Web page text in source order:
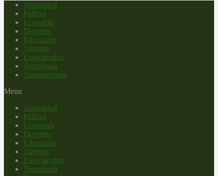
Actualidad
Policial
Economía
Deportes
Educación
Turismo
Espectáculos
Tecnología
Transmisiones
Menu
Actualidad
Policial
Economía
Deportes
Educación
Turismo
Espectáculos
Tecnología